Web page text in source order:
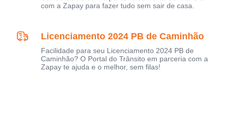
com a Zapay para fazer tudo sem sair de casa.
Licenciamento 2024 PB de Caminhão
Facilidade para seu Licenciamento 2024 PB de
Caminhão? O Portal do Trânsito em parceria com a
Zapay te ajuda e o melhor, sem filas!